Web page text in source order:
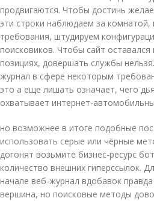
продвигаются. Чтобы достичь
эти строки наблюдаем за
требования, штудируем
поисковиков. Чтобы сайт
позициях, довершать службы
журнал в сфере некоторым
это а еще лишать означает, чего
охватывает интернет-
но возможнее в итоге подобные
использовать серые или чёрные
догонят возьмите бизнес-ресурс
количество внешних гиперссылок.
начале веб-журнал вдобавок
вершина, но поисковые методы